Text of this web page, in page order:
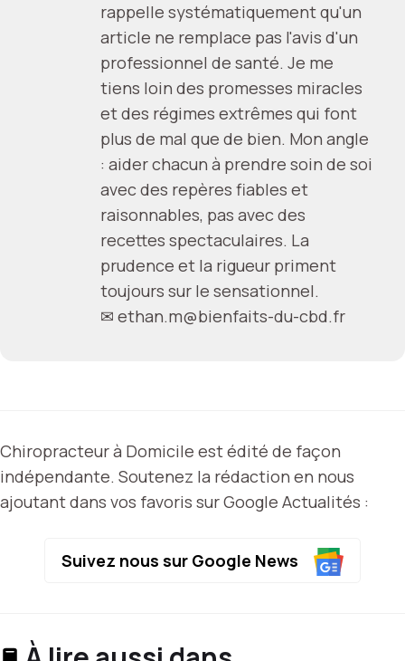
rappelle systématiquement qu'un
article ne remplace pas l'avis d'un
professionnel de santé. Je me
tiens loin des promesses miracles
et des régimes extrêmes qui font
plus de mal que de bien. Mon angle
: aider chacun à prendre soin de soi
avec des repères fiables et
raisonnables, pas avec des
recettes spectaculaires. La
prudence et la rigueur priment
toujours sur le sensationnel.
✉ ethan.m@bienfaits-du-cbd.fr
Chiropracteur à Domicile est édité de façon
indépendante. Soutenez la rédaction en nous
ajoutant dans vos favoris sur Google Actualités :
Suivez nous sur Google News